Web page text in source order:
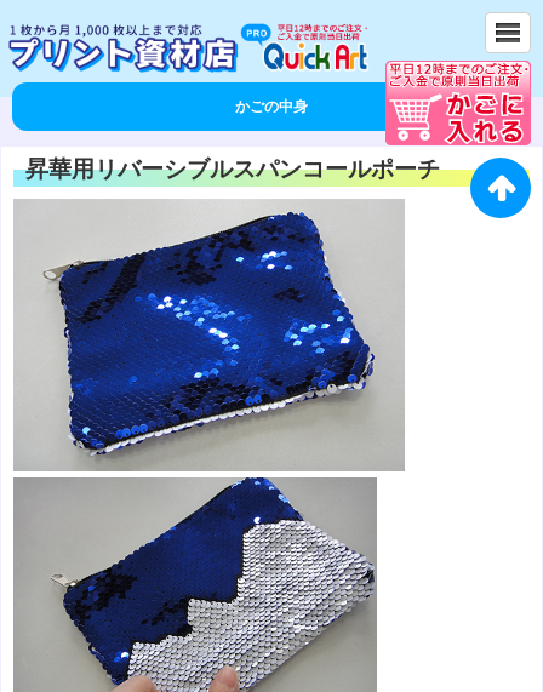
かごの中身
昇華用リバーシブルスパンコールポーチ